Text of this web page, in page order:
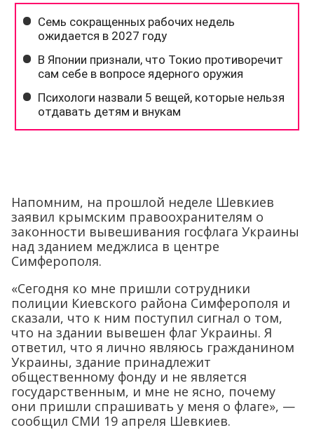
Напомним, на прошлой неделе Шевкиев
заявил крымским правоохранителям о
законности вывешивания госфлага Украины
над зданием меджлиса в центре
Симферополя.
«Сегодня ко мне пришли сотрудники
полиции Киевского района Симферополя и
сказали, что к ним поступил сигнал о том,
что на здании вывешен флаг Украины. Я
ответил, что я лично являюсь гражданином
Украины, здание принадлежит
общественному фонду и не является
государственным, и мне не ясно, почему
они пришли спрашивать у меня о флаге», —
сообщил СМИ 19 апреля Шевкиев.